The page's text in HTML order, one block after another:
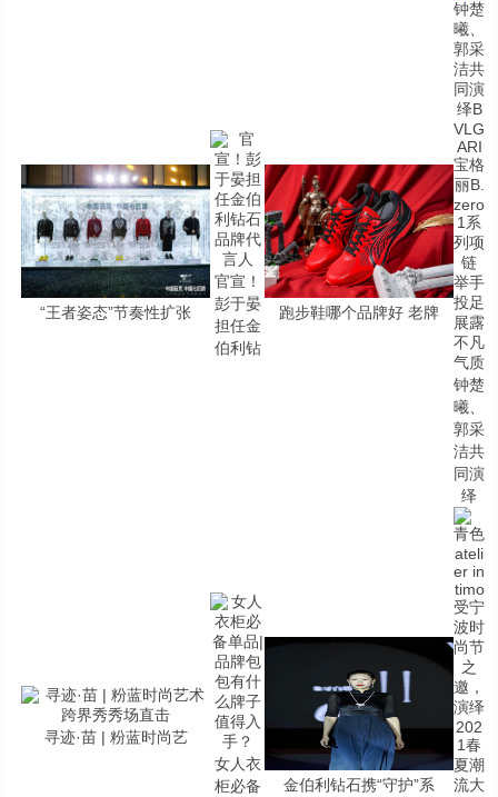
“王者姿态”节奏性扩张
官宣！
彭于晏
担任金
伯利钻
跑步鞋哪个品牌好 老牌
钟楚
曦、
郭采
洁共
同演
绎
寻迹·苗 | 粉蓝时尚艺
女人衣
柜必备
金伯利钻石携“守护”系